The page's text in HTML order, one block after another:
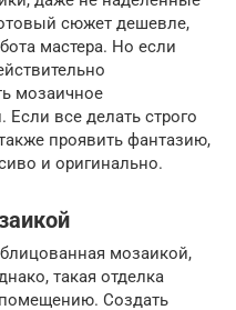
сюжет дешевле,
мастера. Но если
мозаичное
все делать строго
проявить фантазию,
и оригинально.
мозаикой,
такая отделка
Создать